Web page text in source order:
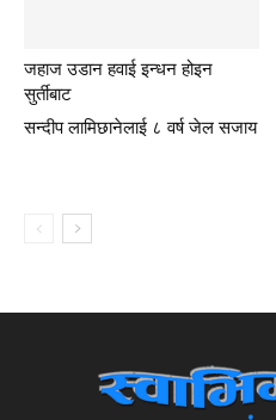
जहाज उडान हवाई इन्धन होइन
सुर्तीबाट
सन्दीप लामिछानेलाई ८ वर्ष जेल सजाय